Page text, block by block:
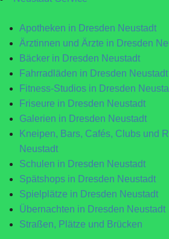
Apotheken in Dresden Neustadt
Ärztinnen und Ärzte in Dresden
Bäcker in Dresden Neustadt
Fahrradläden in Dresden Neustadt
Fitness-Studios in Dresden
Friseure in Dresden Neustadt
Galerien in Dresden Neustadt
Kneipen, Bars, Cafés, Clubs und
Neustadt
Schulen in Dresden Neustadt
Spätshops in Dresden Neustadt
Spielplätze in Dresden Neustadt
Übernachten in Dresden Neustadt
Straßen, Plätze und Brücken